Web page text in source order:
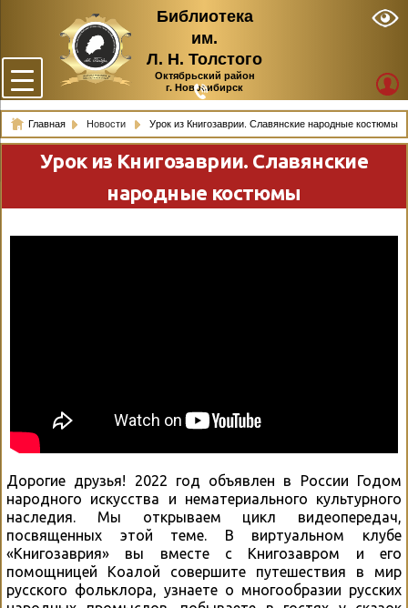
Библиотека
им.
Л. Н. Толстого
Октябрьский район
г. Новосибирск
Главная Новости Урок из Книгозаврии. Славянские народные костюмы
Урок из Книгозаврии. Славянские
народные костюмы
Дорогие друзья! 2022 год объявлен в России Годом
народного искусства и нематериального культурного
наследия. Мы открываем цикл видеопередач,
посвященных этой теме. В виртуальном клубе
«Книгозаврия» вы вместе с Книгозавром и его
помощницей Коалой совершите путешествия в мир
русского фольклора, узнаете о многообразии русских